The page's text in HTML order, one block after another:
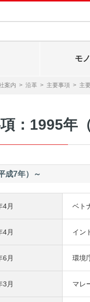
モ
案内 > 沿革 > 主要事項 > 主
：1995年
成7年）～
4月 ベト
4月 イン
6月 環境
3月 マレ